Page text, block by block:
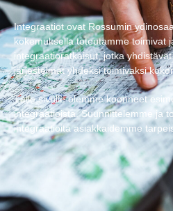
Integraatiot ovat Rossumin
kokemuksella toteutamme toimivat
integraatioratkaisut, jotka
järjestelmät yhdeksi toimivaksi
Tälle sivulle olemme koonneet
integraatioista. Suunnittelemme ja
integraatioita asiakkaidemme